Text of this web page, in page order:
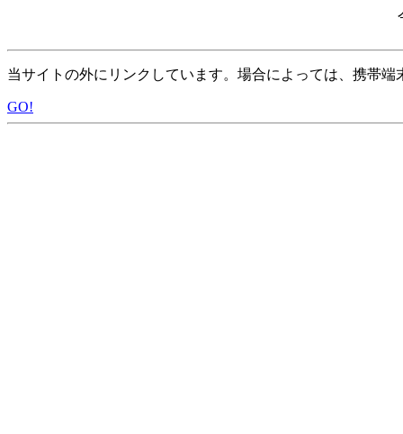
当サイトの外にリンクしています。場合によっては、携帯
GO!